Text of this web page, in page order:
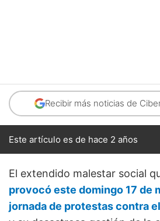
Recibir más noticias de
Este artículo es de hace 2 años
El extendido malestar social
provocó este domingo 17 de
jornada de protestas contra